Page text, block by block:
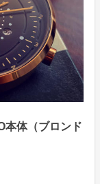
本体（ブロンド